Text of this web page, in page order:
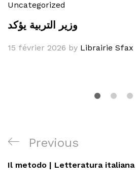
Uncategorized
وزير التربية يؤكد
15 février 2026 by Librairie Sfax
Navigation
de
Previous
Post
Previous
Il metodo | Letteratura italiana